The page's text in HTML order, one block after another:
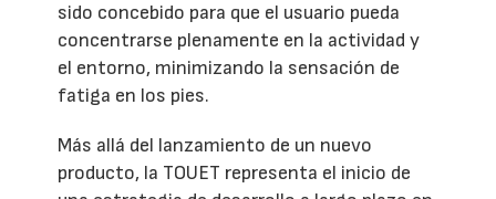
sido concebido para que el usuario pueda
concentrarse plenamente en la actividad y
el entorno, minimizando la sensación de
fatiga en los pies.
Más allá del lanzamiento de un nuevo
producto, la TOUET representa el inicio de